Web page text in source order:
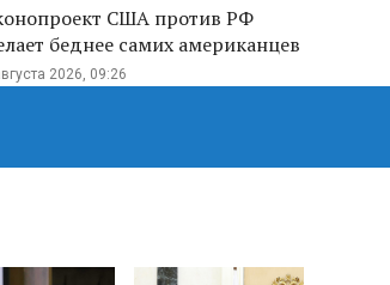
США против РФ
беднее самих американцев
2026, 09:26